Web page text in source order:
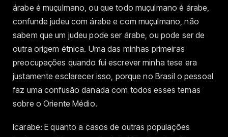
árabe é muçulmano, ou que todo muçulmano é árabe,
confunde judeu com árabe e com muçulmano, não
sabem que um judeu pode ser árabe, ou pode ser de
outra origem étnica. Uma das minhas primeiras
preocupações quando fui escrever minha tese era
justamente esclarecer isso, porque no Brasil o pessoal
faz uma confusão danada com todos esses temas
sobre o Oriente Médio.
Icarabe: E quanto a casos de outras populações